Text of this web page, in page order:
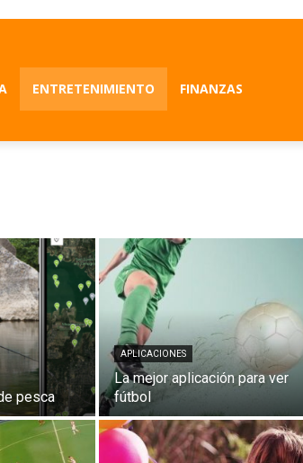
ENTRETENIMIENTO FINANZAS
pesca
APLICACIONES
La mejor aplicación para ver
fútbol